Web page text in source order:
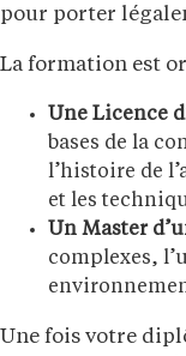
pour porter
La formation est
Une Licence
bases de la
l’histoire de
et les
Un Master
complexes,
Une fois votre